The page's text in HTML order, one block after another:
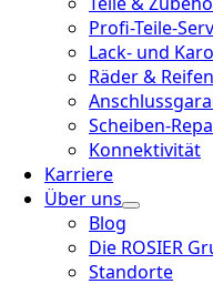
Profi-Teile-
Lack- und
Räder & Reifen
Scheiben-
Konnektivität
Karriere
Über uns
Blog
Die ROSIER
Standorte